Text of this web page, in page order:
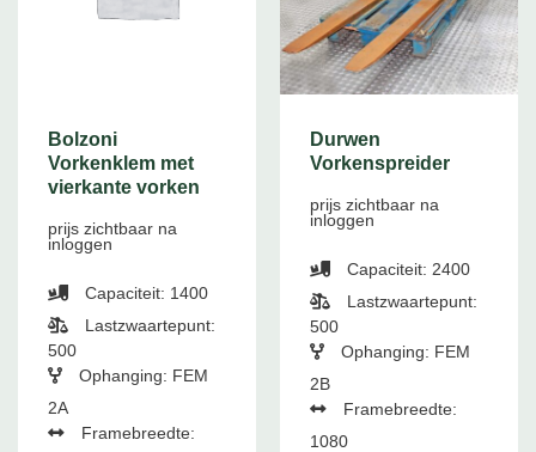
Bolzoni
Vorkenklem met
vierkante vorken
prijs zichtbaar na
inloggen
Capaciteit: 1400
Lastzwaartepunt:
500
Ophanging: FEM
2A
Framebreedte:
Durwen
Vorkenspreider
prijs zichtbaar na
inloggen
Capaciteit: 2400
Lastzwaartepunt:
500
Ophanging: FEM
2B
Framebreedte:
1080